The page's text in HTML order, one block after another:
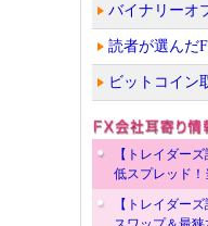
バイナリーオ
読者が選んだ
ビットコイン
【トレイダー
低スプレッド
【トレイダー